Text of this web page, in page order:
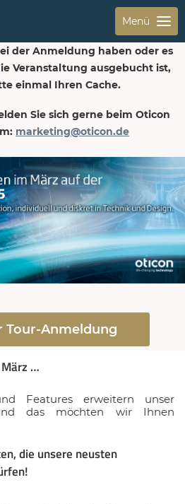
Menü
der Anmeldung haben oder es
Veranstaltung ausgebucht ist,
einmal Ihren Cache.
Sie sich gerne beim Oticon
marketing@oticon.de
Tour-Anmeldung
…
Features erweitern unser
das möchten wir Ihnen
die unsere neusten